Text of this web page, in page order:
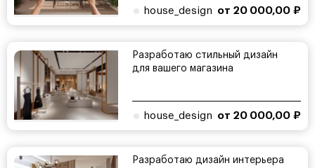
house_design от 20 000,00 ₽
Разработаю стильный дизайн
для вашего магазина
house_design от 20 000,00 ₽
Разработаю дизайн интерьера